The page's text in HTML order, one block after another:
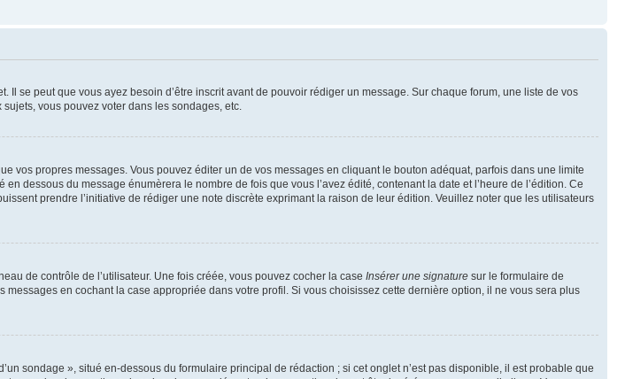
se peut que vous ayez besoin d’être inscrit avant de pouvoir rédiger un message. Sur chaque forum, une liste de vos
vous pouvez voter dans les sondages, etc.
vos propres messages. Vous pouvez éditer un de vos messages en cliquant le bouton adéquat, parfois dans une limite
dessous du message énumèrera le nombre de fois que vous l’avez édité, contenant la date et l’heure de l’édition. Ce
prendre l’initiative de rédiger une note discrète exprimant la raison de leur édition. Veuillez noter que les utilisateurs
de contrôle de l’utilisateur. Une fois créée, vous pouvez cocher la case Insérer une signature sur le formulaire de
en cochant la case appropriée dans votre profil. Si vous choisissez cette dernière option, il ne vous sera plus
sondage », situé en-dessous du formulaire principal de rédaction ; si cet onglet n’est pas disponible, il est probable que